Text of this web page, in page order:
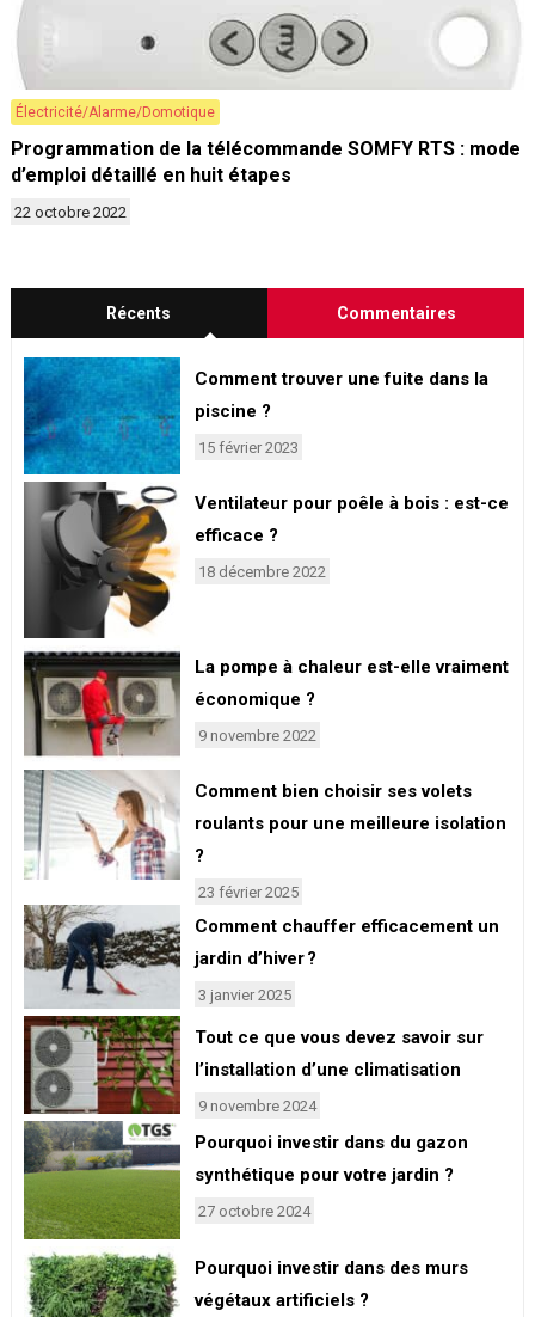
Électricité/Alarme/Domotique
Programmation de la télécommande SOMFY RTS : mode
d’emploi détaillé en huit étapes
22 octobre 2022
Récents Commentaires
Comment trouver une fuite dans la
piscine ?
15 février 2023
Ventilateur pour poêle à bois : est-ce
efficace ?
18 décembre 2022
La pompe à chaleur est-elle vraiment
économique ?
9 novembre 2022
Comment bien choisir ses volets
roulants pour une meilleure isolation
?
23 février 2025
Comment chauffer efficacement un
jardin d’hiver ?
3 janvier 2025
Tout ce que vous devez savoir sur
l’installation d’une climatisation
9 novembre 2024
Pourquoi investir dans du gazon
synthétique pour votre jardin ?
27 octobre 2024
Pourquoi investir dans des murs
végétaux artificiels ?